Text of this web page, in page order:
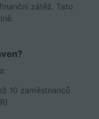
zátěž. Tato
10 zaměstnanců